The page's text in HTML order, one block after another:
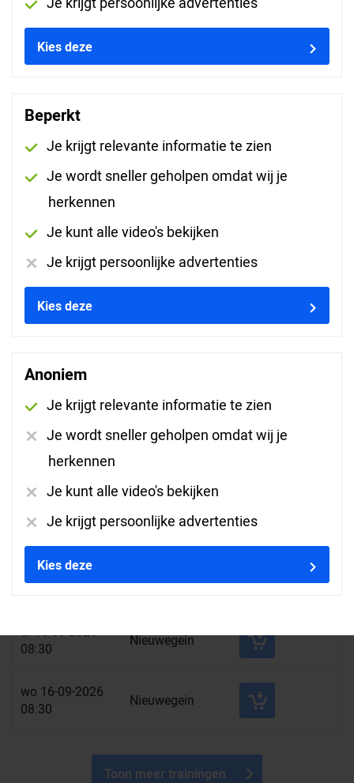
Kies deze
Beperkt
Je krijgt relevante informatie te zien
Je wordt sneller geholpen omdat wij je
herkennen
Je kunt alle video's bekijken
Je krijgt persoonlijke advertenties
Kies deze
Anoniem
Je krijgt relevante informatie te zien
Je wordt sneller geholpen omdat wij je
herkennen
Je kunt alle video's bekijken
Je krijgt persoonlijke advertenties
Kies deze
Werkvorm: Online, Praktijk
Verzorging:
7 trainingen
Sorteren op
08:30
Nieuwegein
do 10-09-2026
08:30
vr 11-09-2026
08:30
Nieuwegein
ma 14-09-2026
08:30
Nieuwegein
di 15-09-2026
08:30
Nieuwegein
wo 16-09-2026
08:30
Nieuwegein
Toon meer trainingen